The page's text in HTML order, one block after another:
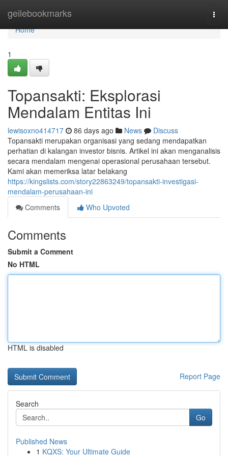
geilebookmarks
Home
Home
1
Topansakti: Eksplorasi
Mendalam Entitas Ini
lewisoxno414717 86 days ago News
Discuss
Topansakti merupakan organisasi yang sedang mendapatkan
perhatian di kalangan investor bisnis. Artikel ini akan menganalisis
secara mendalam mengenai operasional perusahaan tersebut.
Kami akan memeriksa latar belakang
https://kingslists.com/story22863249/topansakti-investigasi-
mendalam-perusahaan-ini
Comments
Who Upvoted
Comments
Submit a Comment
No HTML
HTML is disabled
Report Page
Search
Go
Published News
1 KQXS: Your Ultimate Guide